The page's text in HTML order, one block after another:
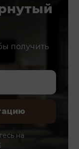
получить
на